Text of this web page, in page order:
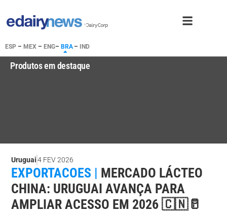
ESP – MEX – ENG– BRA– IND
Produtos em destaque
Uruguai 4 FEV 2026
EXPORTACOES | MERCADO LÁCTEO
CHINA: URUGUAI AVANÇA PARA
AMPLIAR ACESSO EM 2026 🇨🇳🥛